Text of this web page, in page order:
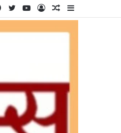
Sidebar
Random
Log
YouTube
Twitter
Facebook